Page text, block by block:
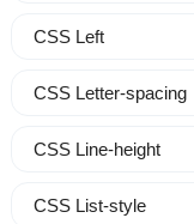
CSS Left
CSS Letter-spacing
CSS Line-height
CSS List-style